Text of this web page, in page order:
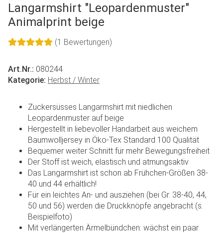
Langarmshirt "Leopardenmuster"
Animalprint beige
(1 Bewertungen)
Art.Nr.: 080244
Kategorie: Herbst / Winter
Zuckersüsses Langarmshirt mit niedlichen
Leopardenmuster auf beige
Hergestellt in liebevoller Handarbeit aus weichem
Baumwolljersey in Öko-Tex Standard 100 Qualität
Bequemer weiter Schnitt für mehr Bewegungsfreiheit
Der Stoff ist weich, elastisch und atmungsaktiv
Das Langarmshirt ist schon ab Frühchen-Größen 38-
40 und 44 erhältlich!
Für ein leichtes An- und ausziehen (bei Gr. 38-40, 44,
50 und 56) werden die Druckknöpfe angebracht (s.
Beispielfoto)
Mit verlängerten Ärmelbündchen: wächst ein paar